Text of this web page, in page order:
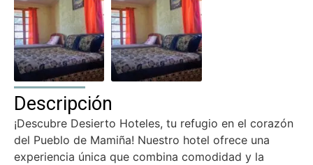
Descripción
¡Descubre Desierto Hoteles, tu refugio en el corazón
del Pueblo de Mamiña! Nuestro hotel ofrece una
experiencia única que combina comodidad y la